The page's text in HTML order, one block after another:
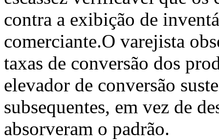
contra a exibição de
comerciante.O varejista
taxas de conversão dos
elevador de conversão
subsequentes, em vez de
absorveram o padrão.